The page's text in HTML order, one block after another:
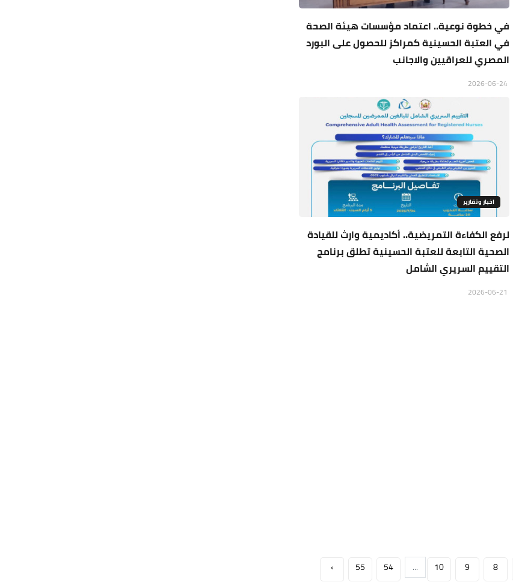
في خطوة نوعية.. اعتماد مؤسسات هيئة الصحة
في العتبة الحسينية كمراكز للحصول على البورد
المصري للعراقيين والاجانب
اخبار وتقارير
لرفع الكفاءة التمريضية.. أكاديمية وارث للقيادة
الصحية التابعة للعتبة الحسينية تطلق برنامج
التقييم السريري الشامل
8
9
10
...
54
55
›